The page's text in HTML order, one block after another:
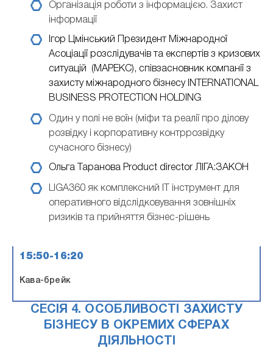
Організація роботи з інформацією. Захист
інформації
Ігор Цмінський
Президент Міжнародної
Асоціації розслідувачів та експертів з кризових
ситуацій (МАРЕКС), співзасновник компанії з
захисту міжнародного бізнесу INTERNATIONAL
BUSINESS PROTECTION HOLDING
Один у полі не воїн (міфи та реалії про ділову
розвідку і корпоративну контррозвідку
сучасного бізнесу)
Ольга Таранова Product director ЛІГА:ЗАКОН
LIGA360 як комплексний IT інструмент для
оперативного відслідковування зовнішніх
ризиків та прийняття бізнес-рішень
15:50-16:20
Кава-брейк
СЕСІЯ 4. ОСОБЛИВОСТІ ЗАХИСТУ
БІЗНЕСУ В ОКРЕМИХ СФЕРАХ
ДІЯЛЬНОСТІ